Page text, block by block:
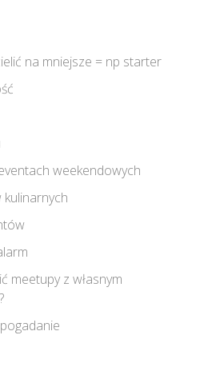
na mniejsze = np starter
weekendowych
meetupy z własnym